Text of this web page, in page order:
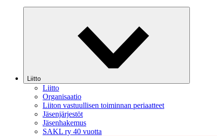
Liitto
Liitto
Organisaatio
Liiton vastuullisen toiminnan periaatteet
Jäsenjärjestöt
Jäsenhakemus
SAKL ry 40 vuotta